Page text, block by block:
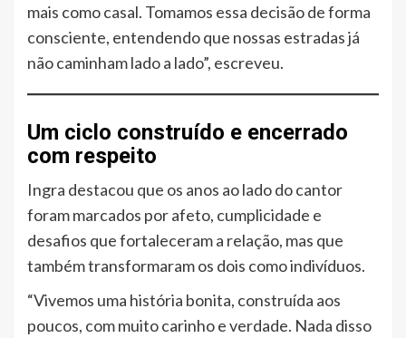
mais como casal. Tomamos essa decisão de forma
consciente, entendendo que nossas estradas já
não caminham lado a lado”, escreveu.
Um ciclo construído e encerrado
com respeito
Ingra destacou que os anos ao lado do cantor
foram marcados por afeto, cumplicidade e
desafios que fortaleceram a relação, mas que
também transformaram os dois como indivíduos.
“Vivemos uma história bonita, construída aos
poucos, com muito carinho e verdade. Nada disso